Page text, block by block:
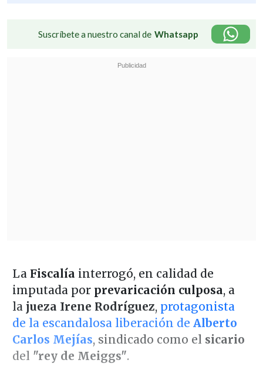
Suscríbete a nuestro canal de Whatsapp
La Fiscalía interrogó, en calidad de
imputada por prevaricación culposa, a
la jueza Irene Rodríguez, protagonista
de la escandalosa liberación de Alberto
Carlos Mejías, sindicado como el sicario
del "rey de Meiggs".